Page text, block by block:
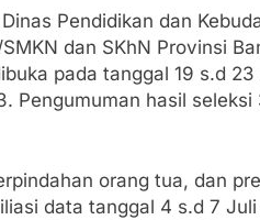
Pendidikan dan
dan SKhN Provinsi
pada tanggal 19 s.d
Pengumuman hasil
orang tua, dan
data tanggal 4 s.d 7